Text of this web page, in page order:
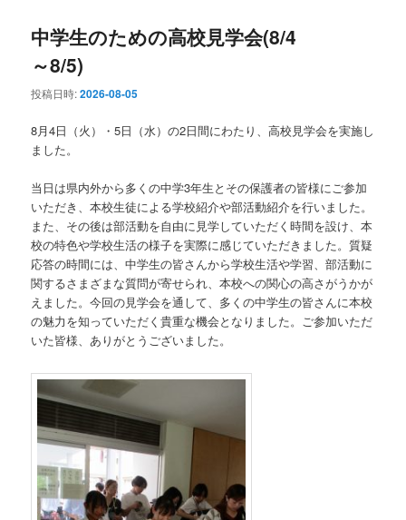
中学生のための高校見学会(8/4
～8/5)
投稿日時:2026-08-05
8月4日（火）・5日（水）の2日間にわたり、高校見学会を実施し
ました。
当日は県内外から多くの中学3年生とその保護者の皆様にご参加
いただき、本校生徒による学校紹介や部活動紹介を行いました。
また、その後は部活動を自由に見学していただく時間を設け、本
校の特色や学校生活の様子を実際に感じていただきました。質疑
応答の時間には、中学生の皆さんから学校生活や学習、部活動に
関するさまざまな質問が寄せられ、本校への関心の高さがうかが
えました。今回の見学会を通して、多くの中学生の皆さんに本校
の魅力を知っていただく貴重な機会となりました。ご参加いただ
いた皆様、ありがとうございました。